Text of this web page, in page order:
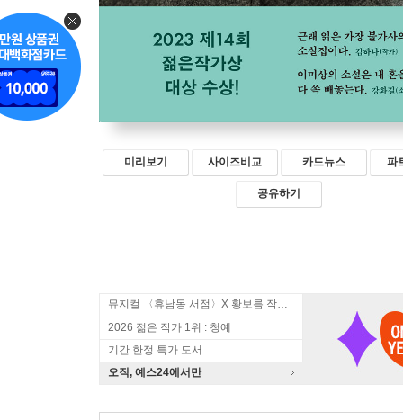
미리보기 사이즈비교 카드뉴스 파
공유하기
뮤지컬 〈휴남동 서점〉X 황보름 작가 북토크
2026 젊은 작가 1위 : 청예
기간 한정 특가 도서
오직, 예스24에서만